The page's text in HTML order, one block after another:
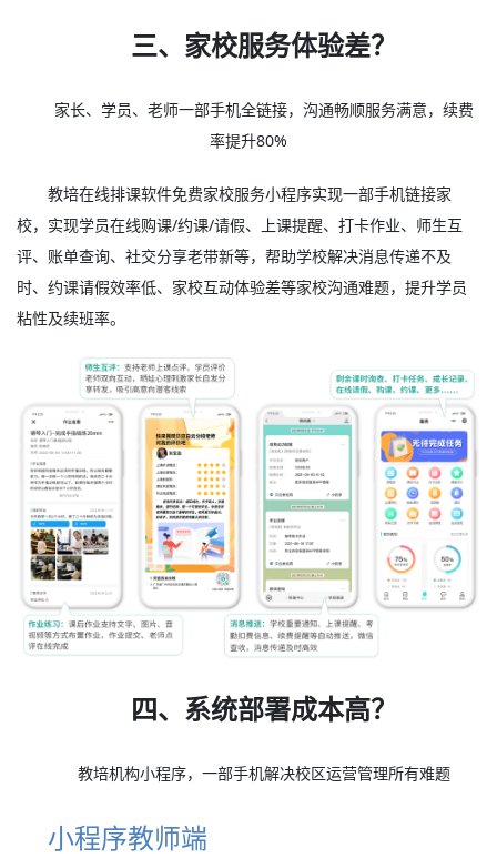
三、家校服务体验差？
家长、学员、老师一部手机全链接，沟通畅顺服务满意，续费
率提升80%
教培在线排课软件免费家校服务小程序实现一部手机链接家
校，实现学员在线购课/约课/请假、上课提醒、打卡作业、师生互
评、账单查询、社交分享老带新等，帮助学校解决消息传递不及
时、约课请假效率低、家校互动体验差等家校沟通难题，提升学员
粘性及续班率。
四、系统部署成本高？
教培机构小程序，一部手机解决校区运营管理所有难题
小程序教师端